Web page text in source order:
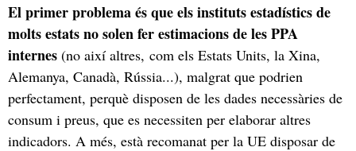
El primer problema és que els instituts estadístics de
molts estats no solen fer estimacions de les PPA
internes (no així altres, com els Estats Units, la Xina,
Alemanya, Canadà, Rússia...), malgrat que podrien
perfectament, perquè disposen de les dades necessàries de
consum i preus, que es necessiten per elaborar altres
indicadors. A més, està recomanat per la UE disposar de